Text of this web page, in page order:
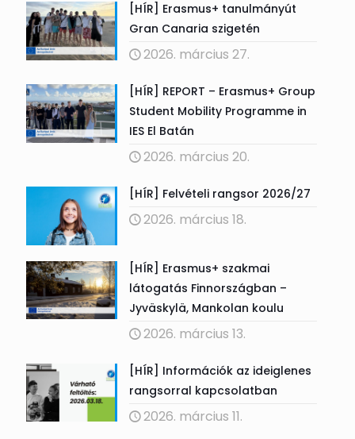
[HÍR] Erasmus+ tanulmányút
Gran Canaria szigetén
2026. március 27.
[HÍR] REPORT – Erasmus+ Group
Student Mobility Programme in
IES El Batán
2026. március 20.
[HÍR] Felvételi rangsor 2026/27
2026. március 18.
[HÍR] Erasmus+ szakmai
látogatás Finnországban –
Jyväskylä, Mankolan koulu
2026. március 13.
[HÍR] Információk az ideiglenes
rangsorral kapcsolatban
2026. március 11.